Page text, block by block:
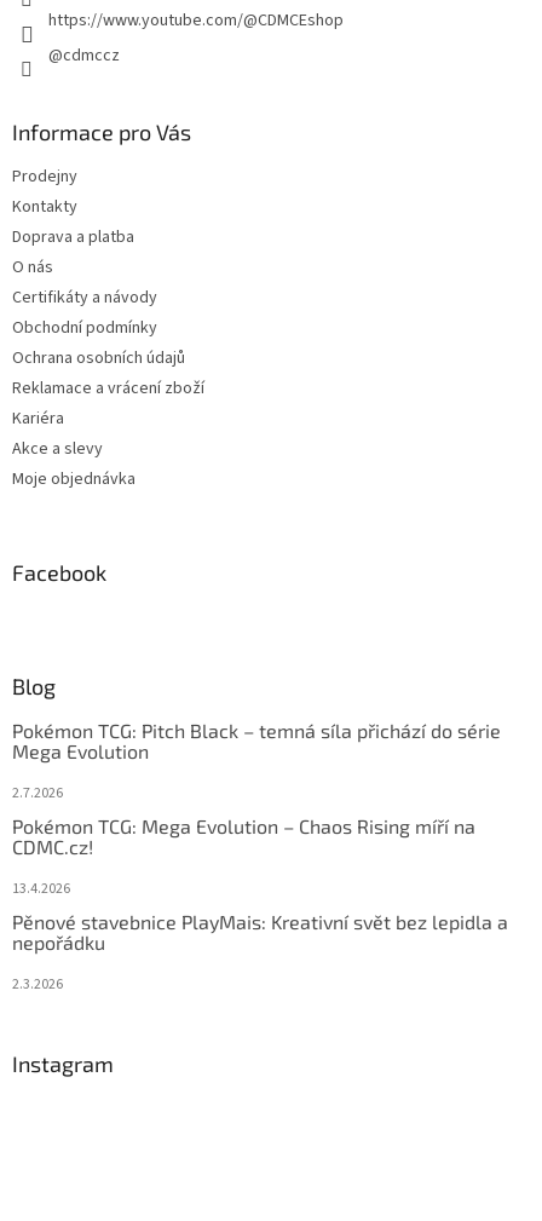
https://www.youtube.com/@CDMCEshop
@cdmccz
Informace pro Vás
Prodejny
Kontakty
Doprava a platba
O nás
Certifikáty a návody
Obchodní podmínky
Ochrana osobních údajů
Reklamace a vrácení zboží
Kariéra
Akce a slevy
Moje objednávka
Facebook
Blog
Pokémon TCG: Pitch Black – temná síla přichází do série
Mega Evolution
2.7.2026
Pokémon TCG: Mega Evolution – Chaos Rising míří na
CDMC.cz!
13.4.2026
Pěnové stavebnice PlayMais: Kreativní svět bez lepidla a
nepořádku
2.3.2026
Instagram